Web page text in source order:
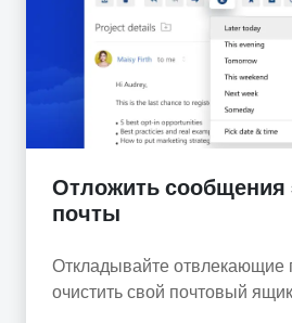
Отложить сообщения
почты
Откладывайте отвлекающие
очистить свой почтовый ящик